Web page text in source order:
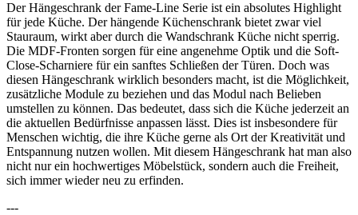
Der Hängeschrank der Fame-Line Serie ist ein absolutes Highlight
für jede Küche. Der hängende Küchenschrank bietet zwar viel
Stauraum, wirkt aber durch die Wandschrank Küche nicht sperrig.
Die MDF-Fronten sorgen für eine angenehme Optik und die Soft-
Close-Scharniere für ein sanftes Schließen der Türen. Doch was
diesen Hängeschrank wirklich besonders macht, ist die Möglichkeit,
zusätzliche Module zu beziehen und das Modul nach Belieben
umstellen zu können. Das bedeutet, dass sich die Küche jederzeit an
die aktuellen Bedürfnisse anpassen lässt. Dies ist insbesondere für
Menschen wichtig, die ihre Küche gerne als Ort der Kreativität und
Entspannung nutzen wollen. Mit diesem Hängeschrank hat man also
nicht nur ein hochwertiges Möbelstück, sondern auch die Freiheit,
sich immer wieder neu zu erfinden.
---